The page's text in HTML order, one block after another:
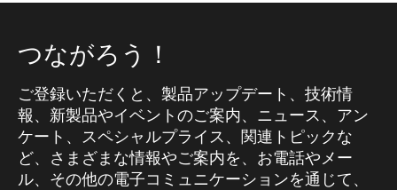
つながろう！
ご登録いただくと、製品アップデート、技術情
報、新製品やイベントのご案内、ニュース、アン
ケート、スペシャルプライス、関連トピックな
ど、さまざまな情報やご案内を、お電話やメー
ル、その他の電子コミュニケーションを通じて、